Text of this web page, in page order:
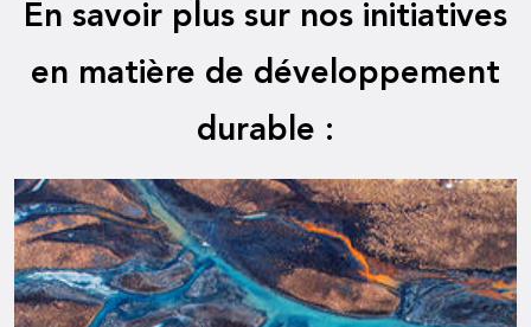
En savoir plus sur nos initiatives
en matière de développement
durable :